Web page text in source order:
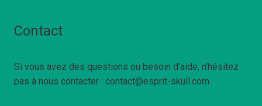
Contact
Si vous avez des questions ou besoin d'aide, n'hésitez
pas à nous contacter : contact@esprit-skull.com